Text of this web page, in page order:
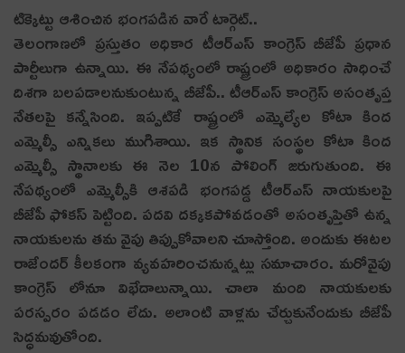
టిక్కెట్టు ఆశించిన భంగ‌ప‌డిన వారే టార్గెట్‌..
తెలంగాణలో ప్రస్తుతం అధికార టీఆర్ఎస్ కాంగ్రెస్ బీజేపీ ప్రధాన
పార్టీలుగా ఉన్నాయి. ఈ నేపథ్యంలో రాష్ట్రంలో అధికారం సాధించే
దిశగా బలపడాలనుకుంటున్న బీజేపీ.. టీఆర్ఎస్ కాంగ్రెస్ అసంతృప్త
నేతలపై కన్నేసింది. ఇప్పటికే రాష్ట్రంలో ఎమ్మెల్యేల కోటా కింద
ఎమ్మెల్సీ ఎన్నికలు ముగిశాయి. ఇక స్థానిక సంస్థల కోటా కింద
ఎమ్మెల్సీ స్థానాలకు ఈ నెల 10న పోలింగ్ జరుగుతుంది. ఈ
నేపథ్యంలో ఎమ్మెల్సీకి ఆశపడి భంగపడ్డ టీఆర్ఎస్ నాయకులపై
బీజేపీ ఫోకస్ పెట్టింది. పదవి దక్కకపోవడంతో అసంతృప్తితో ఉన్న
నాయకులను తమ వైపు తిప్పుకోవాలని చూస్తోంది. అందుకు ఈటల
రాజేందర్ కీలకంగా వ్యవహరించనున్నట్లు సమాచారం. మరోవైపు
కాంగ్రెస్ లోనూ విభేదాలున్నాయి. చాలా మంది నాయకులకు
పరస్పరం పడడం లేదు. అలాంటి వాళ్లను చేర్చుకునేందుకు బీజేపీ
సిద్ధమవుతోంది.